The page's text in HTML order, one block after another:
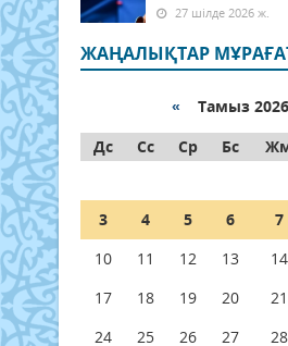
27 шілде 2026 ж.
ЖАҢАЛЫҚТАР
« Тамыз
Дс
Сс Ср Бс
3
4 5 6 7
10
11 12 13 14
17
18 19 20 21
24
25 26 27 28